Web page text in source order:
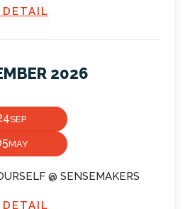
2026
SEP
MAY
@ SENSEMAKERS